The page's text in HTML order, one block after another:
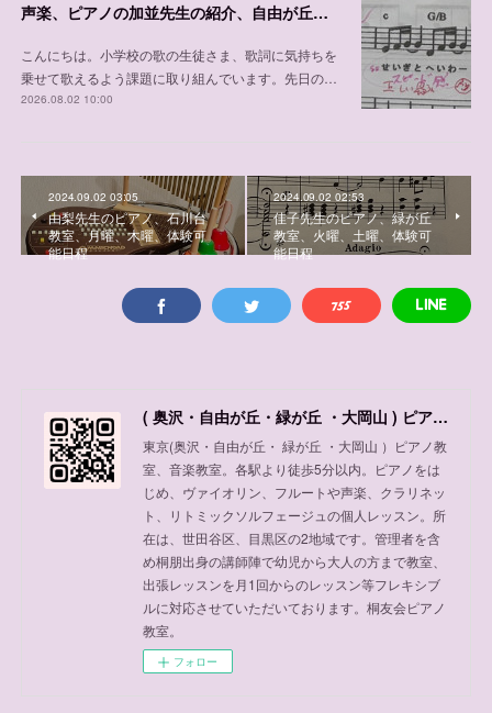
声楽、ピアノの加並先生の紹介、自由が丘教室 木曜日、 土曜日、日曜日/緑が丘教室 金曜日
こんにちは。小学校の歌の生徒さま、歌詞に気持ちを
乗せて歌えるよう課題に取り組んでいます。先日の…
2026.08.02 10:00
2024.09.02 03:05
由梨先生のピアノ、石川台
教室、月曜、木曜、体験可
能日程
2024.09.02 02:53
佳子先生のピアノ、緑が丘
教室、火曜、土曜、体験可
能日程
( 奥沢・自由が丘・緑が丘 ・大岡山 ) ピアノ教室、音楽教室
東京(奥沢・自由が丘・ 緑が丘 ・大岡山 ）ピアノ教
室、音楽教室。各駅より徒歩5分以内。ピアノをは
じめ、ヴァイオリン、フルートや声楽、クラリネッ
ト、リトミックソルフェージュの個人レッスン。所
在は、世田谷区、目黒区の2地域です。管理者を含
め桐朋出身の講師陣で幼児から大人の方まで教室、
出張レッスンを月1回からのレッスン等フレキシブ
ルに対応させていただいております。桐友会ピアノ
教室。
フォロー